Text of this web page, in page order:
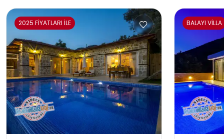
2025 FİYATLARI İLE BALAYI VİLLA